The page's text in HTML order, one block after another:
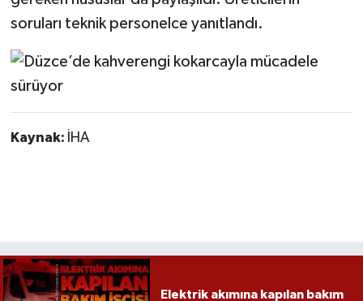
soruları teknik personelce yanıtlandı.
Kaynak: İHA
Elektrik akımına kapılan bakım